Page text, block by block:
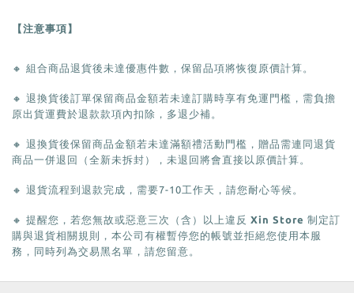
【注意事項】
🔸 組合商品退貨後未達優惠件數，保留品項將恢復原價計算。
🔸 退換貨後訂單保留商品金額若未達訂購時享有免運門檻，需負擔
原出貨運費於退款款項內扣除，多退少補。
🔸 退換貨後保留商品金額若未達滿額禮活動門檻，贈品需連同退貨
商品一併退回（全新未拆封），未退回將會直接以原價計算。
🔸 退貨流程到退款完成，需要7-10工作天，請您耐心等候。
🔸 提醒您，若您無故或惡意三次（含）以上違反 Xin Store 制定訂
購與退貨相關規則，本公司有權暫停您的帳號並拒絕您使用本服
務，同時列為交易黑名單，請您留意。